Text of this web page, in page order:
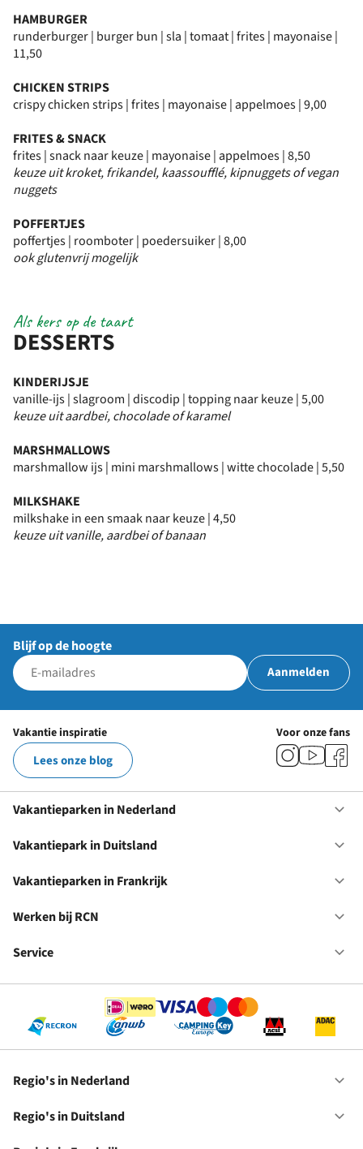
HAMBURGER
runderburger | burger bun | sla | tomaat | frites | mayonaise |
11,50
CHICKEN STRIPS
crispy chicken strips | frites | mayonaise | appelmoes | 9,00
FRITES & SNACK
frites | snack naar keuze | mayonaise | appelmoes | 8,50
keuze uit kroket, frikandel, kaassoufflé, kipnuggets of vegan
nuggets
POFFERTJES
poffertjes | roomboter | poedersuiker | 8,00
ook glutenvrij mogelijk
DESSERTS
Als kers op de taart
KINDERIJSJE
vanille-ijs | slagroom | discodip | topping naar keuze | 5,00
keuze uit aardbei, chocolade of karamel
MARSHMALLOWS
marshmallow ijs | mini marshmallows | witte chocolade | 5,50
MILKSHAKE
milkshake in een smaak naar keuze | 4,50
keuze uit vanille, aardbei of banaan
Blijf op de hoogte
Aanmelden
Vakantie inspiratie
Lees onze blog
Voor onze fans
Vakantieparken in Nederland
Vakantiepark in Duitsland
Vakantieparken in Frankrijk
Werken bij RCN
Service
Regio's in Nederland
Regio's in Duitsland